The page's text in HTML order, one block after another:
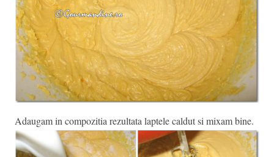
Adaugam in compozitia rezultata laptele caldut si mixam bine.